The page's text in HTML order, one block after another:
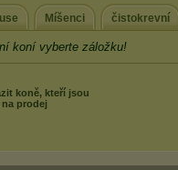
Míšenci čistokrevní
koní vyberte záložku!
koně, kteří jsou
na prodej